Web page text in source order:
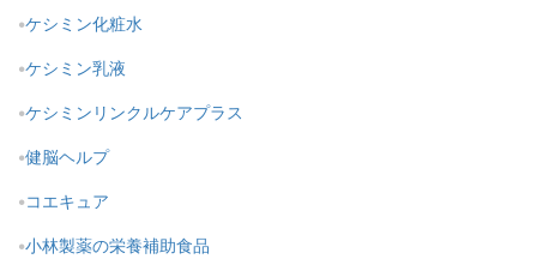
ケシミン化粧水
ケシミン乳液
ケシミンリンクルケアプラス
健脳ヘルプ
コエキュア
小林製薬の栄養補助食品